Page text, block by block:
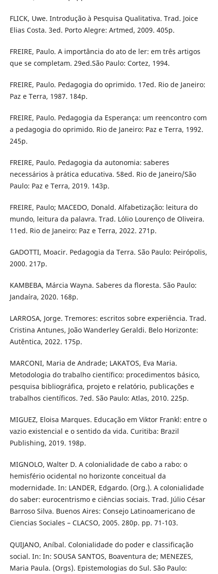
FLICK, Uwe. Introdução à Pesquisa Qualitativa. Trad. Joice
Elias Costa. 3ed. Porto Alegre: Artmed, 2009. 405p.
FREIRE, Paulo. A importância do ato de ler: em três artigos
que se completam. 29ed.São Paulo: Cortez, 1994.
FREIRE, Paulo. Pedagogia do oprimido. 17ed. Rio de Janeiro:
Paz e Terra, 1987. 184p.
FREIRE, Paulo. Pedagogia da Esperança: um reencontro com
a pedagogia do oprimido. Rio de Janeiro: Paz e Terra, 1992.
245p.
FREIRE, Paulo. Pedagogia da autonomia: saberes
necessários à prática educativa. 58ed. Rio de Janeiro/São
Paulo: Paz e Terra, 2019. 143p.
FREIRE, Paulo; MACEDO, Donald. Alfabetização: leitura do
mundo, leitura da palavra. Trad. Lólio Lourenço de Oliveira.
11ed. Rio de Janeiro: Paz e Terra, 2022. 271p.
GADOTTI, Moacir. Pedagogia da Terra. São Paulo: Peirópolis,
2000. 217p.
KAMBEBA, Márcia Wayna. Saberes da floresta. São Paulo:
Jandaíra, 2020. 168p.
LARROSA, Jorge. Tremores: escritos sobre experiência. Trad.
Cristina Antunes, João Wanderley Geraldi. Belo Horizonte:
Autêntica, 2022. 175p.
MARCONI, Maria de Andrade; LAKATOS, Eva Maria.
Metodologia do trabalho científico: procedimentos básico,
pesquisa bibliográfica, projeto e relatório, publicações e
trabalhos científicos. 7ed. São Paulo: Atlas, 2010. 225p.
MIGUEZ, Eloisa Marques. Educação em Viktor Frankl: entre o
vazio existencial e o sentido da vida. Curitiba: Brazil
Publishing, 2019. 198p.
MIGNOLO, Walter D. A colonialidade de cabo a rabo: o
hemisfério ocidental no horizonte conceitual da
modernidade. In: LANDER, Edgardo. (Org.). A colonialidade
do saber: eurocentrismo e ciências sociais. Trad. Júlio César
Barroso Silva. Buenos Aires: Consejo Latinoamericano de
Ciencias Sociales – CLACSO, 2005. 280p. pp. 71-103.
QUIJANO, Aníbal. Colonialidade do poder e classificação
social. In: In: SOUSA SANTOS, Boaventura de; MENEZES,
Maria Paula. (Orgs). Epistemologias do Sul. São Paulo: